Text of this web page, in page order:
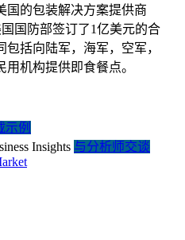
国的包装解决方案提供商
国国防部签订了1亿美元的合
括向陆军，海军，空军，
机构提供即食餐点。
示例
与分析师交谈